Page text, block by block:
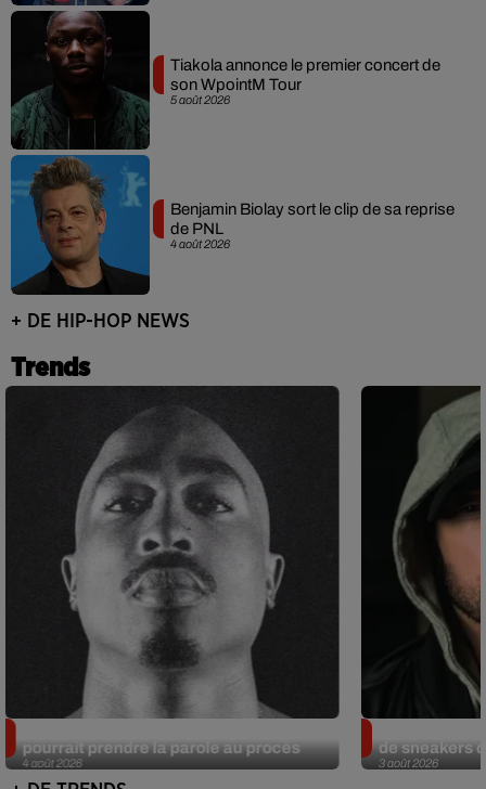
5 août 2026
Tiakola annonce le premier concert de
son WpointM Tour
4 août 2026
Benjamin Biolay sort le clip de sa reprise
de PNL
+ DE HIP-HOP NEWS
Trends
4 août 2026
pourrait prendre la parole au procès
3 août 2026
de sneakers